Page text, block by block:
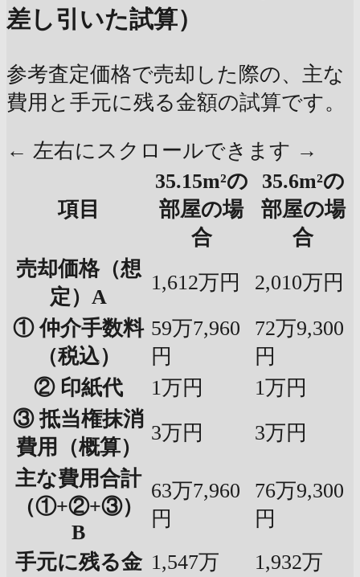
差し引いた試算）
参考査定価格で売却した際の、主な
費用と手元に残る金額の試算です。
← 左右にスクロールできます →
項目
35.15m²の
部屋の場
合
35.6m²の
部屋の場
合
売却価格（想
定）A
1,612万円
2,010万円
① 仲介手数料
（税込）
59万7,960
円
72万9,300
円
② 印紙代
1万円
1万円
③ 抵当権抹消
費用（概算）
3万円
3万円
主な費用合計
（①+②+③）
B
63万7,960
円
76万9,300
円
手元に残る金 1,547万 1,932万